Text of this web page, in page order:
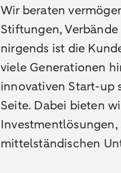
Wir beraten
Stiftungen,
nirgends ist die
viele Generationen
innovativen Start-up
Seite. Dabei bieten
mittelständischen